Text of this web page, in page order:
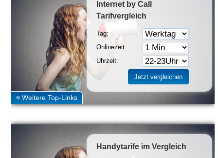
Internet by Call
Tarifvergleich
Tag:
Onlinezeit:
Uhrzeit:
Handytarife im Vergleich